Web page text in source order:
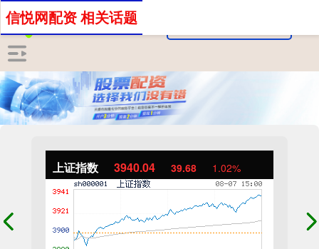
上证指数 3940.04 39.68 1.02%
信悦网配资 相关话题